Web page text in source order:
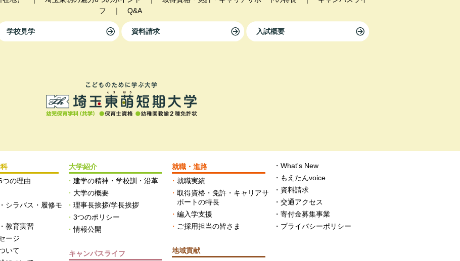
フ ｜ Q&A
学校見学 資料請求 入試概要
つの理由
シラバス・履修モ
教育実習
ージ
いて
大学紹介
建学の精神・学校訓・沿革
大学の概要
理事長挨拶/学長挨拶
3つのポリシー
情報公開
キャンパスライフ
就職・進路
就職実績
取得資格・免許・キャリアサ
ポートの特長
編入学支援
ご採用担当の皆さま
地域貢献
What's New
もえたんvoice
資料請求
交通アクセス
寄付金募集事業
プライバシーポリシー